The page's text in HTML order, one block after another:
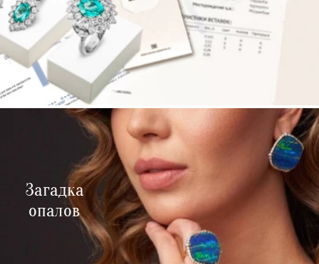
Загадка
опалов